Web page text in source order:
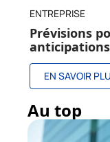
ENTREPRISE
Prévisions
EN SAVOIR
Au top